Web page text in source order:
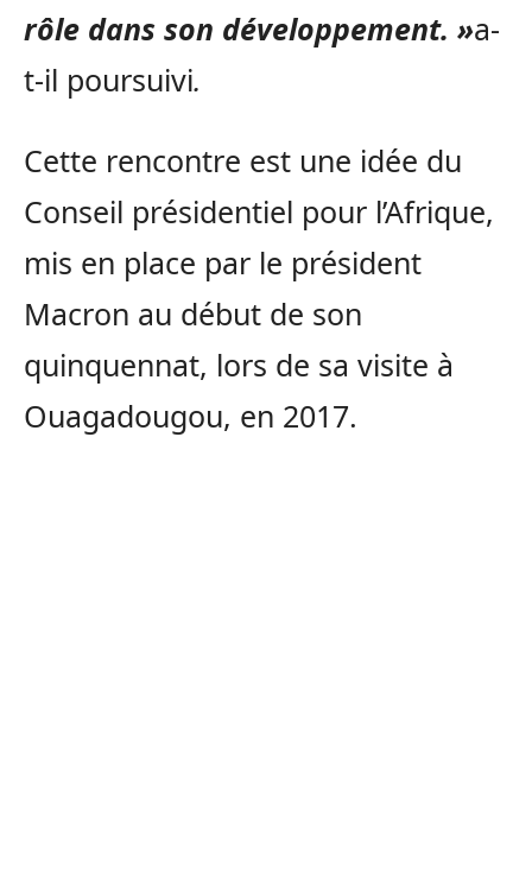
rôle dans son développement. »a-
t-il poursuivi.
Cette rencontre est une idée du
Conseil présidentiel pour l’Afrique,
mis en place par le président
Macron au début de son
quinquennat, lors de sa visite à
Ouagadougou, en 2017.